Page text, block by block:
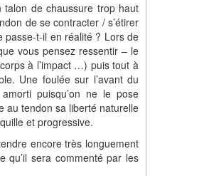
de chaussure trop haut
de se contracter / s’étirer
passe-t-il en réalité ? Lors de
vous pensez ressentir – le
à l’impact …) puis tout à
Une foulée sur l’avant du
puisqu’on ne le pose
au tendon sa liberté naturelle
et progressive.
encore très longuement
qu’il sera commenté par les